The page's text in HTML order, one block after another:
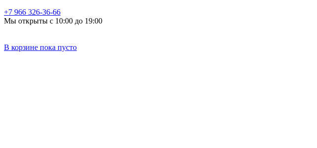
+7 966 326-36-66
Мы открыты с 10:00 до 19:00
В корзине пока пусто